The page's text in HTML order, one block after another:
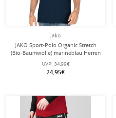
Jako
JAKO Sport-Polo Organic Stretch
(Bio-Baumwolle) marineblau Herren
UVP: 34,99€
24,95€